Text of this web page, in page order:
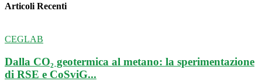
Articoli Recenti
CEGLAB
Dalla CO₂ geotermica al metano: la sperimentazione
di RSE e CoSviG...